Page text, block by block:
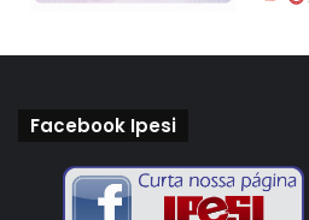
Facebook Ipesi